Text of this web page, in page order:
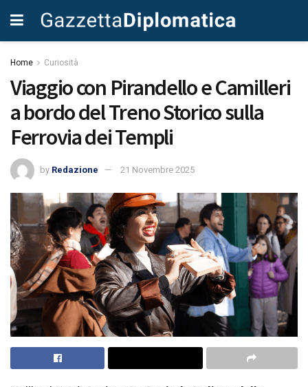
Home Curiosità
Viaggio con Pirandello e Camilleri
a bordo del Treno Storico sulla
Ferrovia dei Templi
by Redazione 21 Novembre 2025